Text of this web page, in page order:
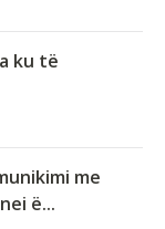
ku të
me
ë...